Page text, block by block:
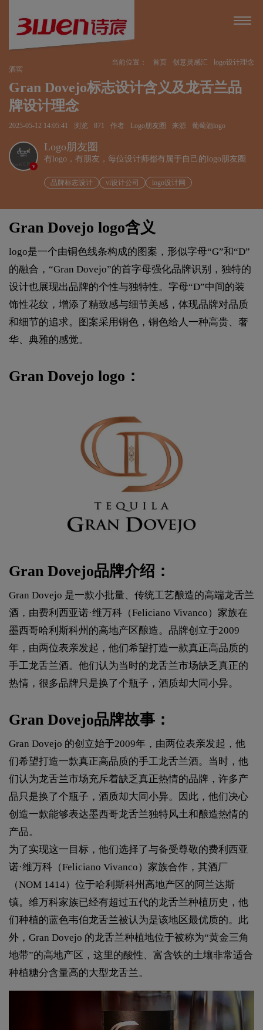
当前位置： 首页 创意灵感汇
logo设计理念
酒窖
Gran Dovejo标志设计含义及龙舌兰品
牌设计理念
2025-05-12 14:05:41 浏览 871 作者 Logo朋友圈 来源 葡萄酒logo
v
Logo朋友圈
有logo，有朋友，每位设计师都有属于自己的logo朋友圈
品牌标志设计 vi设计公司 logo设计网
Gran Dovejo logo含义
logo是一个由铜色线条构成的图案，形似字母“G”和“D”
的融合，“Gran Dovejo”的首字母强化品牌识别，独特的
设计也展现出品牌的个性与独特性。字母“D”中间的装
饰性花纹，增添了精致感与细节美感，体现品牌对品质
和细节的追求。图案采用铜色，铜色给人一种高贵、奢
华、典雅的感觉。
Gran Dovejo logo：
Gran Dovejo品牌介绍：
Gran Dovejo 是一款小批量、传统工艺酿造的高端龙舌兰
酒，由费利西亚诺·维万科（Feliciano Vivanco）家族在
墨西哥哈利斯科州的高地产区酿造。品牌创立于2009
年，由两位表亲发起，他们希望打造一款真正高品质的
手工龙舌兰酒。他们认为当时的龙舌兰市场缺乏真正的
热情，很多品牌只是换了个瓶子，酒质却大同小异。
Gran Dovejo品牌故事：
Gran Dovejo 的创立始于2009年，由两位表亲发起，他
们希望打造一款真正高品质的手工龙舌兰酒。当时，他
们认为龙舌兰市场充斥着缺乏真正热情的品牌，许多产
品只是换了个瓶子，酒质却大同小异。因此，他们决心
创造一款能够表达墨西哥龙舌兰独特风土和酿造热情的
产品。
为了实现这一目标，他们选择了与备受尊敬的费利西亚
诺·维万科（Feliciano Vivanco）家族合作，其酒厂
（NOM 1414）位于哈利斯科州高地产区的阿兰达斯
镇。维万科家族已经有超过五代的龙舌兰种植历史，他
们种植的蓝色韦伯龙舌兰被认为是该地区最优质的。此
外，Gran Dovejo 的龙舌兰种植地位于被称为“黄金三角
地带”的高地产区，这里的酸性、富含铁的土壤非常适合
种植糖分含量高的大型龙舌兰。